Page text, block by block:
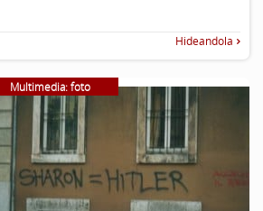
Hideandola
Multimedia: foto